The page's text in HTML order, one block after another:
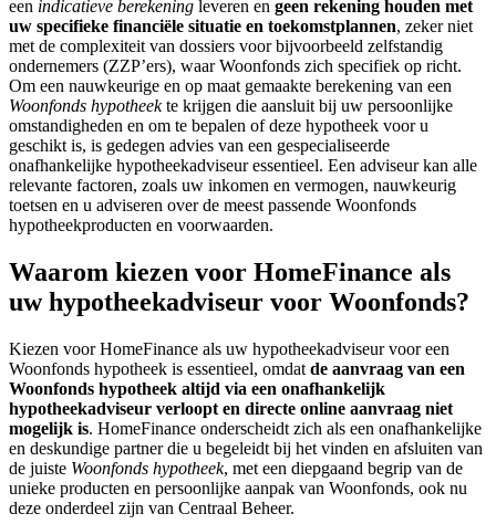
een indicatieve berekening leveren en geen rekening houden met
uw specifieke financiële situatie en toekomstplannen, zeker niet
met de complexiteit van dossiers voor bijvoorbeeld zelfstandig
ondernemers (ZZP’ers), waar Woonfonds zich specifiek op richt.
Om een nauwkeurige en op maat gemaakte berekening van een
Woonfonds hypotheekte krijgen die aansluit bij uw persoonlijke
omstandigheden en om te bepalen of deze hypotheek voor u
geschikt is, is gedegen advies van een gespecialiseerde
onafhankelijke hypotheekadviseur essentieel. Een adviseur kan alle
relevante factoren, zoals uw inkomen en vermogen, nauwkeurig
toetsen en u adviseren over de meest passende Woonfonds
hypotheekproducten en voorwaarden.
Waarom kiezen voor HomeFinance als
uw hypotheekadviseur voor Woonfonds?
Kiezen voor HomeFinance als uw hypotheekadviseur voor een
Woonfonds hypotheek is essentieel, omdat de aanvraag van een
Woonfonds hypotheek altijd via een onafhankelijk
hypotheekadviseur verloopt en directe online aanvraag niet
mogelijk is. HomeFinance onderscheidt zich als een onafhankelijke
en deskundige partner die u begeleidt bij het vinden en afsluiten van
de juiste Woonfonds hypotheek, met een diepgaand begrip van de
unieke producten en persoonlijke aanpak van Woonfonds, ook nu
deze onderdeel zijn van Centraal Beheer.